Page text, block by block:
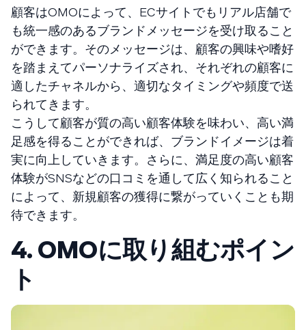
顧客はOMOによって、ECサイトでもリアル店舗で
も統一感のあるブランドメッセージを受け取ること
ができます。そのメッセージは、顧客の興味や嗜好
を踏まえてパーソナライズされ、それぞれの顧客に
適したチャネルから、適切なタイミングや頻度で送
られてきます。
こうして顧客が質の高い顧客体験を味わい、高い満
足感を得ることができれば、ブランドイメージは着
実に向上していきます。さらに、満足度の高い顧客
体験がSNSなどの口コミを通して広く知られること
によって、新規顧客の獲得に繋がっていくことも期
待できます。
4. OMOに取り組むポイン
ト